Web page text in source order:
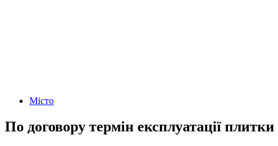
Місто
По договору термін експлуатації